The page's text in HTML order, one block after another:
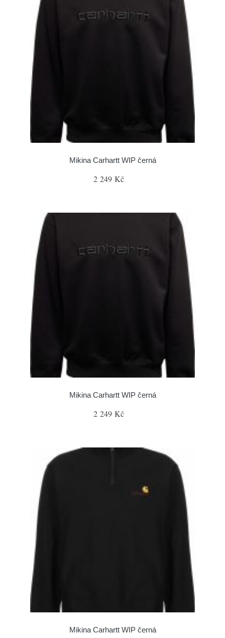
Mikina Carhartt WIP černá
2 249 Kč
Mikina Carhartt WIP černá
2 249 Kč
Mikina Carhartt WIP černá